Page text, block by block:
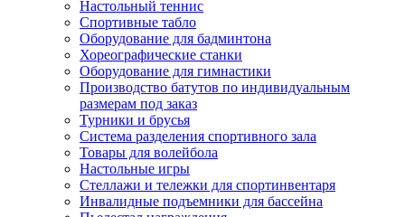
Настольный теннис
Спортивные табло
Оборудование для бадминтона
Хореографические станки
Оборудование для гимнастики
Производство батутов по индивидуальным
размерам под заказ
Турники и брусья
Система разделения спортивного зала
Товары для волейбола
Настольные игры
Стеллажи и тележки для спортинвентаря
Инвалидные подъемники для бассейна